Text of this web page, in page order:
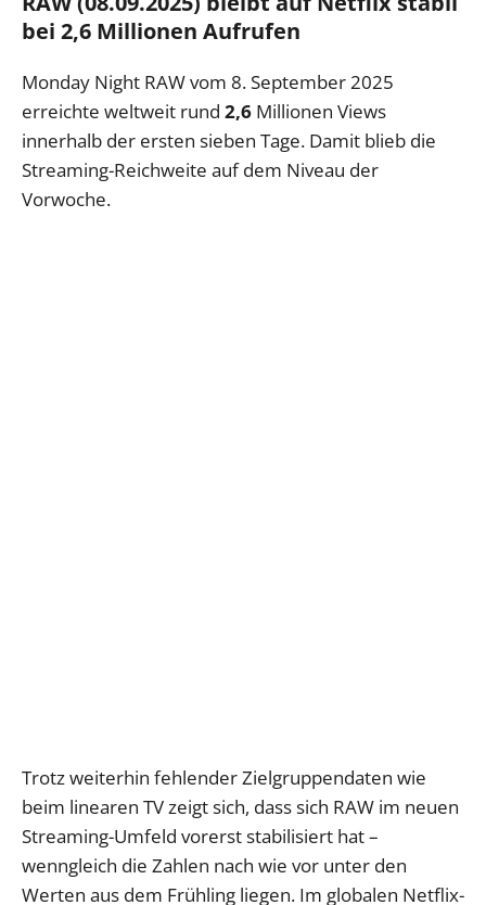
bei 2,6 Millionen Aufrufen
Monday Night RAW vom 8. September 2025
erreichte weltweit rund 2,6 Millionen Views
innerhalb der ersten sieben Tage. Damit blieb die
Streaming-Reichweite auf dem Niveau der
Vorwoche.
Trotz weiterhin fehlender Zielgruppendaten wie
beim linearen TV zeigt sich, dass sich RAW im neuen
Streaming-Umfeld vorerst stabilisiert hat –
wenngleich die Zahlen nach wie vor unter den
Werten aus dem Frühling liegen. Im globalen Netflix-